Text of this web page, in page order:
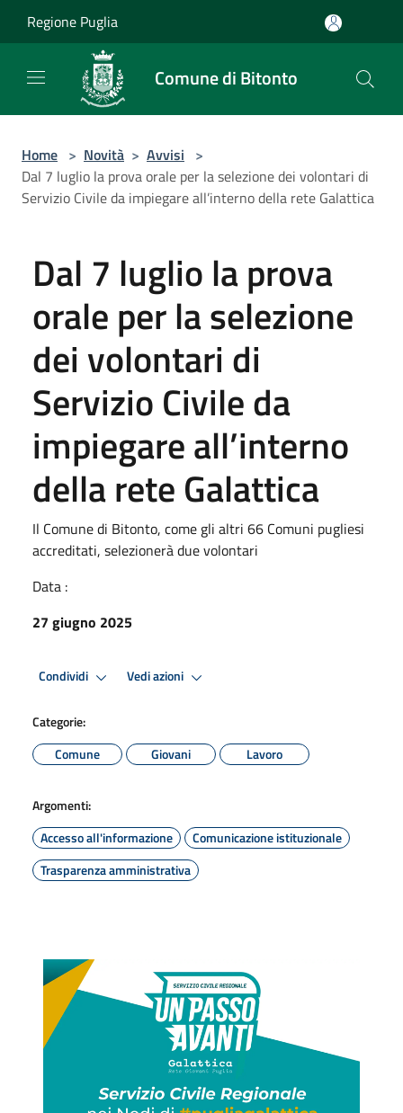
Regione Puglia
Comune di Bitonto
Home > Novità > Avvisi >
Dal 7 luglio la prova orale per la selezione dei volontari di
Servizio Civile da impiegare all’interno della rete Galattica
Dal 7 luglio la prova
orale per la selezione
dei volontari di
Servizio Civile da
impiegare all’interno
della rete Galattica
Il Comune di Bitonto, come gli altri 66 Comuni pugliesi
accreditati, selezionerà due volontari
Data :
27 giugno 2025
Condividi Vedi azioni
Categorie:
Comune
Giovani Lavoro
Argomenti:
Accesso all'informazione
Comunicazione istituzionale
Trasparenza amministrativa